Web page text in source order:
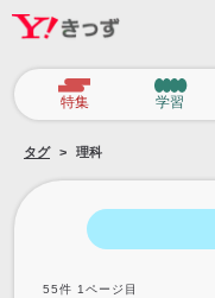
カ
テ
ゴ
リ
特集 学習
タグ 理科
55件 1ページ目